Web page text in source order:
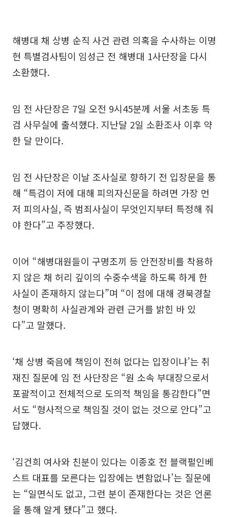
해병대 채 상병 순직 사건 관련 의혹을 수사하는 이명
현 특별검사팀이 임성근 전 해병대 1사단장을 다시
소환했다.
임 전 사단장은 7일 오전 9시45분께 서울 서초동 특
검 사무실에 출석했다. 지난달 2일 소환조사 이후 약
한 달 만이다.
임 전 사단장은 이날 조사실로 향하기 전 입장문을 통
해 “특검이 저에 대해 피의자신문을 하려면 가장 먼
저 피의사실, 즉 범죄사실이 무엇인지부터 특정해 줘
야 한다”고 주장했다.
이어 “해병대원들이 구명조끼 등 안전장비를 착용하
지 않은 채 허리 깊이의 수중수색을 하도록 하게 한
사실이 존재하지 않는다”며 “이 점에 대해 경북경찰
청이 명확히 사실관계와 관련 근거를 밝힌 바 있
다”고 말했다.
‘채 상병 죽음에 책임이 전혀 없다는 입장이냐’는 취
재진 질문에 임 전 사단장은 “원 소속 부대장으로서
포괄적이고 전체적으로 도의적 책임을 통감한다”면
서도 “형사적으로 책임질 것이 없는 것으로 안다”고
답했다.
‘김건희 여사와 친분이 있다는 이종호 전 블랙펄인베
스트 대표를 모른다는 입장에는 변함없나’는 질문에
는 “일면식도 없고, 그런 분이 존재한다는 것은 언론
을 통해 알게 됐다”고 했다.